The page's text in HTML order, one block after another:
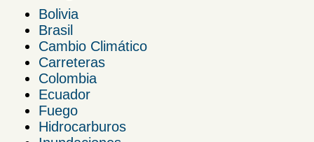
Bolivia
Brasil
Cambio Climático
Carreteras
Colombia
Ecuador
Fuego
Hidrocarburos